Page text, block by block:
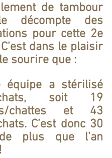
de tambour
décompte des
pour cette 2e
dans le plaisir
sourire que :
équipe a stérilisé
soit 19
chattes et 43
C’est donc 30
plus que l’an